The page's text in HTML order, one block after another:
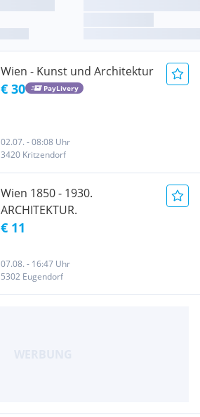
Wien - Kunst und Architektur
€ 30 PayLivery
02.07. - 08:08 Uhr
3420 Kritzendorf
Wien 1850 - 1930.
ARCHITEKTUR.
€ 11
07.08. - 16:47 Uhr
5302 Eugendorf